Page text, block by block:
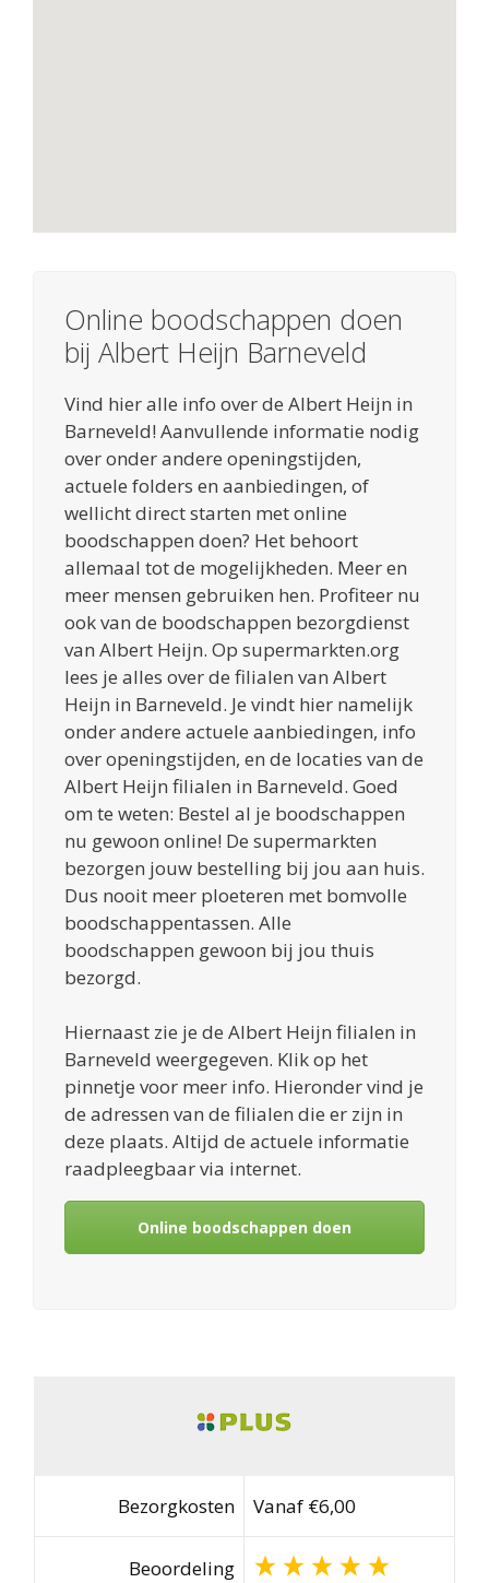
Online boodschappen doen
bij Albert Heijn Barneveld
Vind hier alle info over de Albert Heijn in
Barneveld! Aanvullende informatie nodig
over onder andere openingstijden,
actuele folders en aanbiedingen, of
wellicht direct starten met online
boodschappen doen? Het behoort
allemaal tot de mogelijkheden. Meer en
meer mensen gebruiken hen. Profiteer nu
ook van de boodschappen bezorgdienst
van Albert Heijn. Op supermarkten.org
lees je alles over de filialen van Albert
Heijn in Barneveld. Je vindt hier namelijk
onder andere actuele aanbiedingen, info
over openingstijden, en de locaties van de
Albert Heijn filialen in Barneveld. Goed
om te weten: Bestel al je boodschappen
nu gewoon online! De supermarkten
bezorgen jouw bestelling bij jou aan huis.
Dus nooit meer ploeteren met bomvolle
boodschappentassen. Alle
boodschappen gewoon bij jou thuis
bezorgd.
Hiernaast zie je de Albert Heijn filialen in
Barneveld weergegeven. Klik op het
pinnetje voor meer info. Hieronder vind je
de adressen van de filialen die er zijn in
deze plaats. Altijd de actuele informatie
raadpleegbaar via internet.
Online boodschappen doen
Bezorgkosten Vanaf €6,00
Beoordeling